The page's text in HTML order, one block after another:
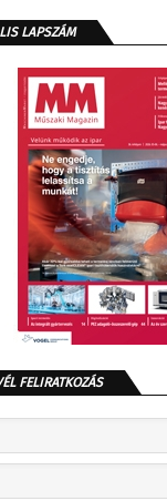
LAPSZÁM
FELIRATKOZÁS